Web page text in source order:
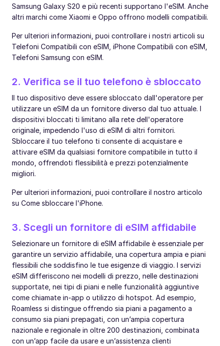
Samsung Galaxy S20 e più recenti supportano l'eSIM. Anche
altri marchi come Xiaomi e Oppo offrono modelli compatibili.
Per ulteriori informazioni, puoi controllare i nostri articoli su
Telefoni Compatibili con eSIM, iPhone Compatibili con eSIM,
Telefoni Samsung con eSIM.
2. Verifica se il tuo telefono è sbloccato
Il tuo dispositivo deve essere sbloccato dall'operatore per
utilizzare un eSIM da un fornitore diverso dal tuo attuale. I
dispositivi bloccati ti limitano alla rete dell'operatore
originale, impedendo l'uso di eSIM di altri fornitori.
Sbloccare il tuo telefono ti consente di acquistare e
attivare eSIM da qualsiasi fornitore compatibile in tutto il
mondo, offrendoti flessibilità e prezzi potenzialmente
migliori.
Per ulteriori informazioni, puoi controllare il nostro articolo
su Come sbloccare l'iPhone.
3. Scegli un fornitore di eSIM affidabile
Selezionare un fornitore di eSIM affidabile è essenziale per
garantire un servizio affidabile, una copertura ampia e piani
flessibili che soddisfino le tue esigenze di viaggio. I servizi
eSIM differiscono nei modelli di prezzo, nelle destinazioni
supportate, nei tipi di piani e nelle funzionalità aggiuntive
come chiamate in-app o utilizzo di hotspot. Ad esempio,
Roamless si distingue offrendo sia piani a pagamento a
consumo sia piani prepagati, con un’ampia copertura
nazionale e regionale in oltre 200 destinazioni, combinata
con un’app facile da usare e un’assistenza clienti